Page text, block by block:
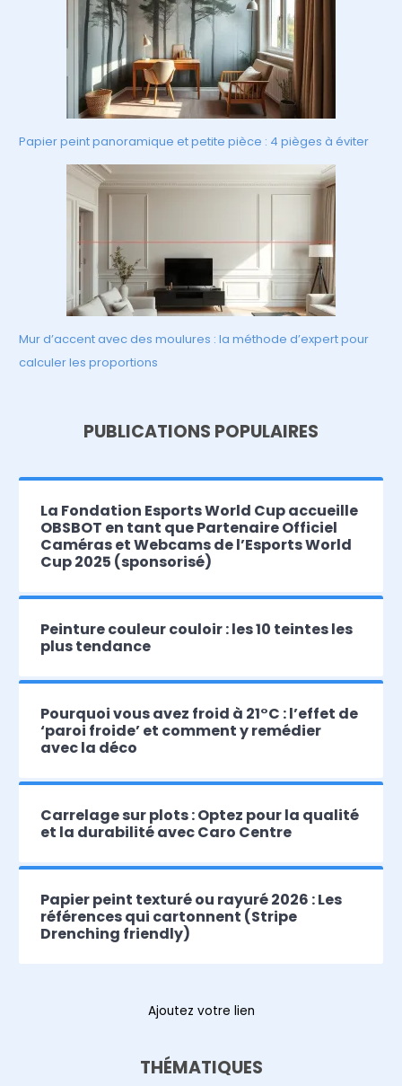
Papier peint panoramique et petite pièce : 4 pièges à éviter
Mur d’accent avec des moulures : la méthode d’expert pour
calculer les proportions
PUBLICATIONS POPULAIRES
La Fondation Esports World Cup accueille
OBSBOT en tant que Partenaire Officiel
Caméras et Webcams de l’Esports World
Cup 2025 (sponsorisé)
Peinture couleur couloir : les 10 teintes les
plus tendance
Pourquoi vous avez froid à 21°C : l’effet de
‘paroi froide’ et comment y remédier
avec la déco
Carrelage sur plots : Optez pour la qualité
et la durabilité avec Caro Centre
Papier peint texturé ou rayuré 2026 : Les
références qui cartonnent (Stripe
Drenching friendly)
Ajoutez votre lien
THÉMATIQUES